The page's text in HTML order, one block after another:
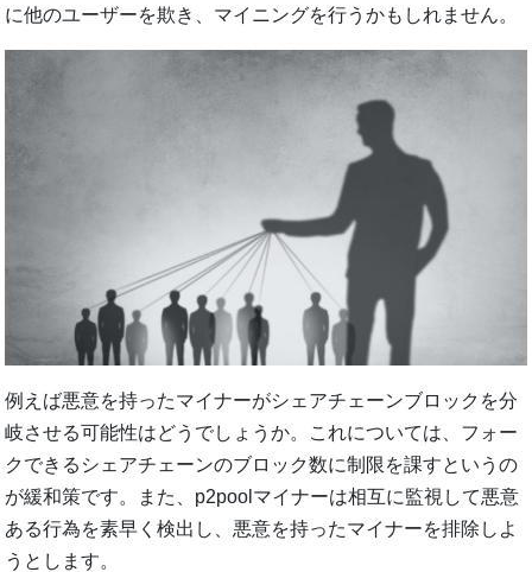
に他のユーザーを欺き、マイニングを行うかもしれません。
例えば悪意を持ったマイナーがシェアチェーンブロックを分
岐させる可能性はどうでしょうか。これについては、フォー
クできるシェアチェーンのブロック数に制限を課すというの
が緩和策です。また、p2poolマイナーは相互に監視して悪意
ある行為を素早く検出し、悪意を持ったマイナーを排除しよ
うとします。